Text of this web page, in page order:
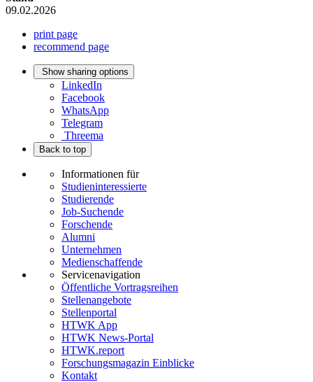
09.02.2026
print page
recommend page
Show sharing options
LinkedIn
Facebook
WhatsApp
Telegram
Threema
Back to top
Informationen für
Studieninteressierte
Studierende
Job-Suchende
Forschende
Alumni
Unternehmen
Medienschaffende
Servicenavigation
Öffentliche Vortragsreihen
Stellenangebote
Stellenportal
HTWK App
HTWK News-Portal
HTWK.report
Forschungsmagazin Einblicke
Kontakt